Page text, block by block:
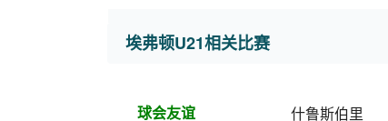
埃弗顿U21相关比赛
球会友谊 什鲁斯伯里